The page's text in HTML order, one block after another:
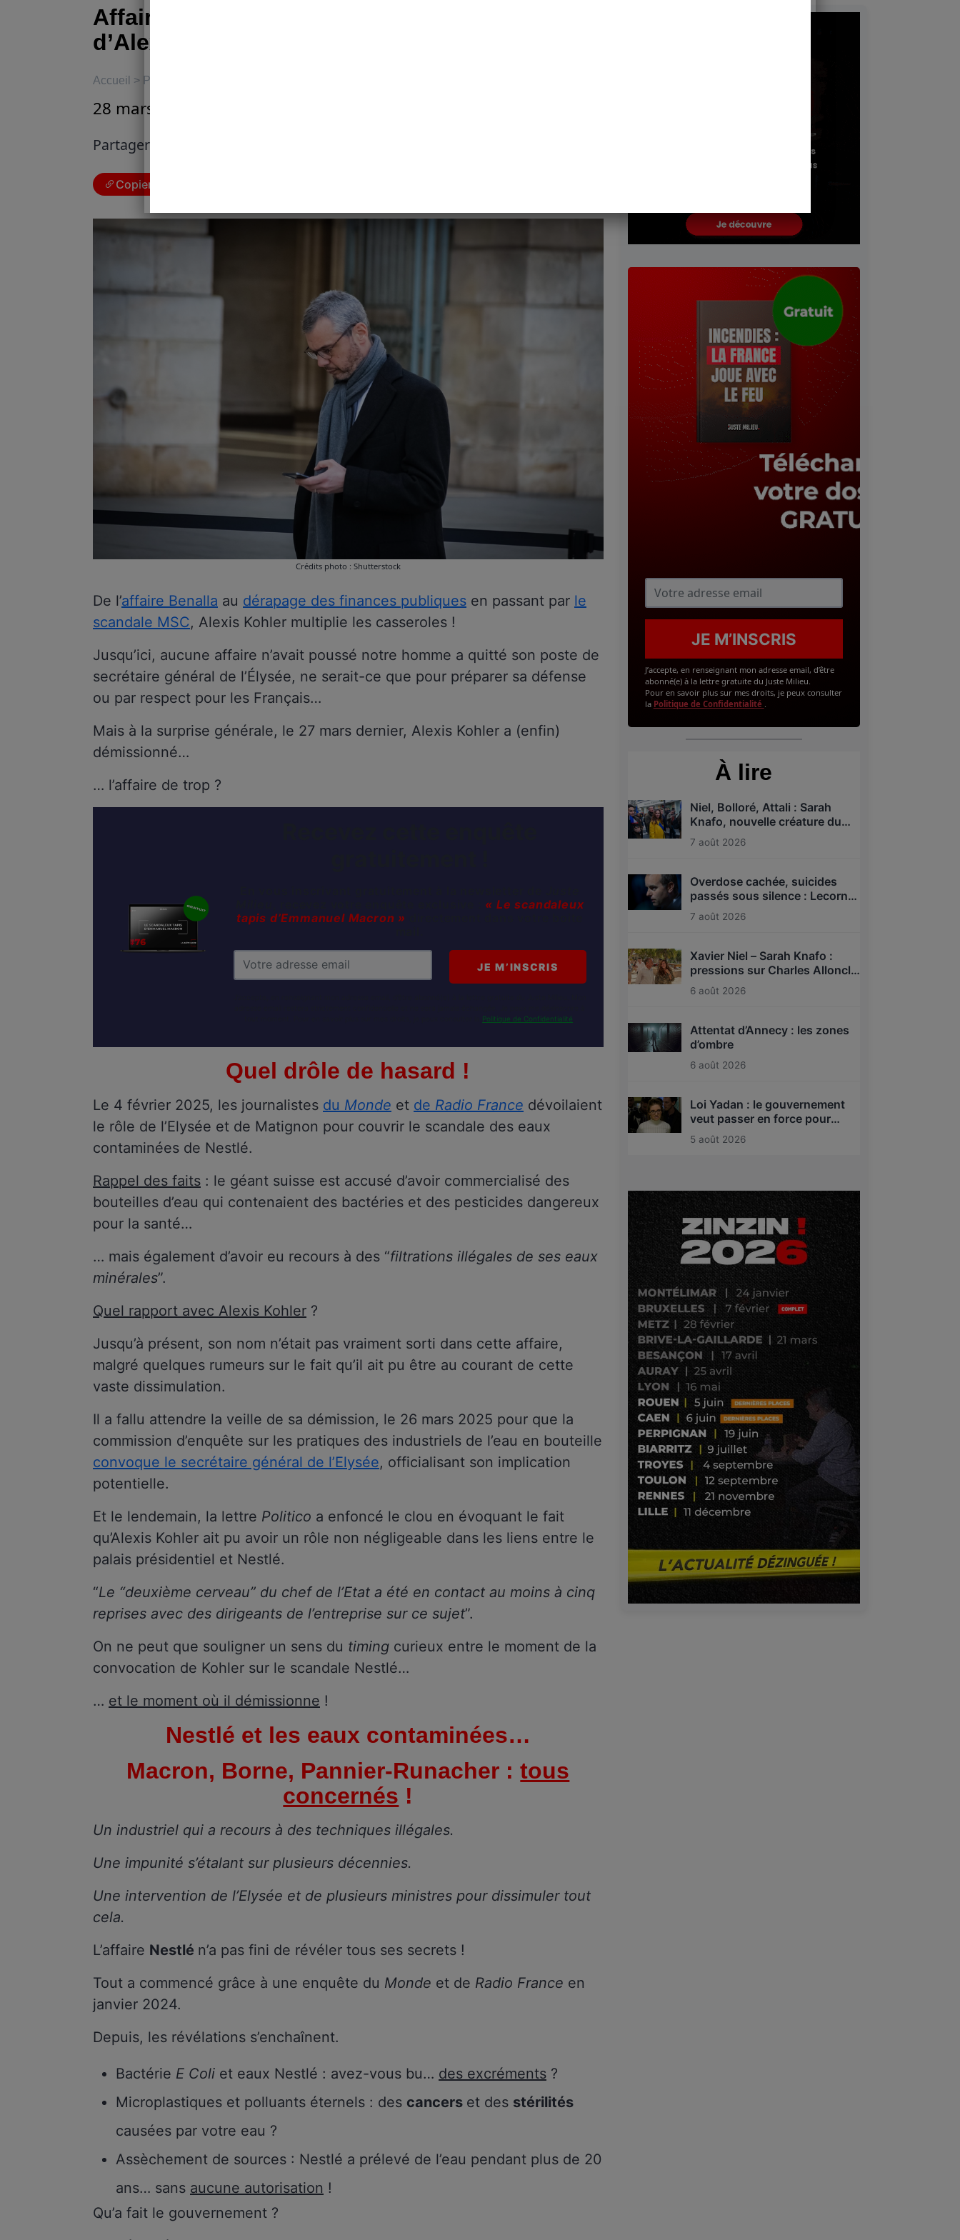
Affaire Nestlé, la vraie raison du départ
d’Alexis Kohler ?
Accueil > Politique
28 mars 2025
Partager cet article :
Copier le lien
Crédits photo : Shutterstock
De l’affaire Benalla au dérapage des finances publiques en passant par le
scandale MSC, Alexis Kohler multiplie les casseroles !
Jusqu’ici, aucune affaire n’avait poussé notre homme a quitté son poste de
secrétaire général de l’Élysée, ne serait-ce que pour préparer sa défense
ou par respect pour les Français…
Mais à la surprise générale, le 27 mars dernier, Alexis Kohler a (enfin)
démissionné…
… l’affaire de trop ?
« Le scandaleux
tapis d’Emmanuel Macron »
Politique de Confidentialité
Quel drôle de hasard !
Le 4 février 2025, les journalistes du Monde et de Radio France dévoilaient
le rôle de l’Elysée et de Matignon pour couvrir le scandale des eaux
contaminées de Nestlé.
Rappel des faits : le géant suisse est accusé d’avoir commercialisé des
bouteilles d’eau qui contenaient des bactéries et des pesticides dangereux
pour la santé…
… mais également d’avoir eu recours à des “filtrations illégales de ses eaux
minérales”.
Quel rapport avec Alexis Kohler ?
Jusqu’à présent, son nom n’était pas vraiment sorti dans cette affaire,
malgré quelques rumeurs sur le fait qu’il ait pu être au courant de cette
vaste dissimulation.
Il a fallu attendre la veille de sa démission, le 26 mars 2025 pour que la
commission d’enquête sur les pratiques des industriels de l’eau en bouteille
convoque le secrétaire général de l’Elysée, officialisant son implication
potentielle.
Et le lendemain, la lettre Politico a enfoncé le clou en évoquant le fait
qu’Alexis Kohler ait pu avoir un rôle non négligeable dans les liens entre le
palais présidentiel et Nestlé.
“Le “deuxième cerveau” du chef de l’Etat a été en contact au moins à cinq
reprises avec des dirigeants de l’entreprise sur ce sujet”.
On ne peut que souligner un sens du timing curieux entre le moment de la
convocation de Kohler sur le scandale Nestlé…
… et le moment où il démissionne !
Nestlé et les eaux contaminées…
Macron, Borne, Pannier-Runacher :tous
concernés !
Un industriel qui a recours à des techniques illégales.
Une impunité s’étalant sur plusieurs décennies.
Une intervention de l’Elysée et de plusieurs ministres pour dissimuler tout
cela.
L’affaire Nestlé n’a pas fini de révéler tous ses secrets !
Tout a commencé grâce à une enquête du Monde et de Radio France en
janvier 2024.
Depuis, les révélations s’enchaînent.
Bactérie E Coli et eaux Nestlé : avez-vous bu… des excréments ?
Microplastiques et polluants éternels : des cancers et des stérilités
causées par votre eau ?
Assèchement de sources : Nestlé a prélevé de l’eau pendant plus de 20
ans… sans aucune autorisation !
Qu’a fait le gouvernement ?
J’accepte, en renseignant mon adresse email, d’être
abonné(e) à la lettre gratuite du Juste Milieu.
Pour en savoir plus sur mes droits, je peux consulter
la Politique de Confidentialité .
À lire
Niel, Bolloré, Attali : Sarah
Knafo, nouvelle créature du
système après Macron ?
7 août 2026
Overdose cachée, suicides
passés sous silence : Lecornu
dans la tourmente ?
7 août 2026
Xavier Niel – Sarah Knafo :
pressions sur Charles Alloncle
et la Commission d’enquête
sur l’audiovisuel public ?
6 août 2026
Attentat d’Annecy : les zones
d’ombre
6 août 2026
Loi Yadan : le gouvernement
veut passer en force pour
interdire l’antisionisme !
5 août 2026